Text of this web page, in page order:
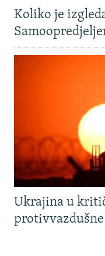
Koliko je
Ukrajina u
protivvazdušne